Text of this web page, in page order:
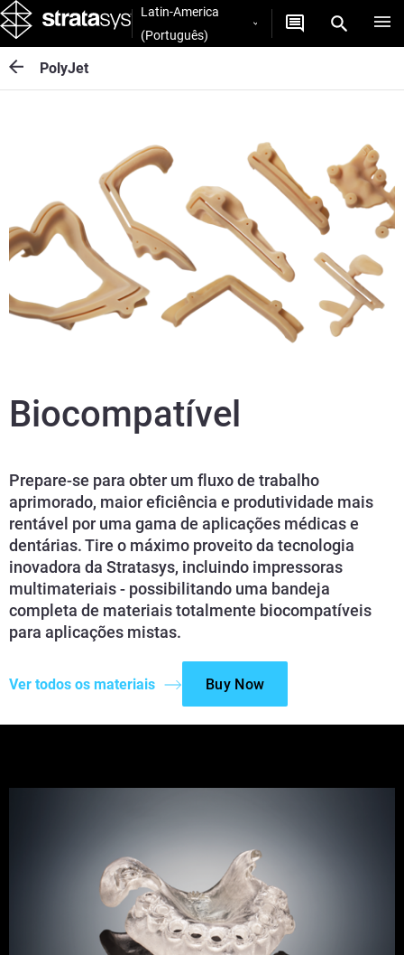
Latin-America
(Português)
PolyJet
Biocompatível
Prepare-se para obter um fluxo de trabalho
aprimorado, maior eficiência e produtividade mais
rentável por uma gama de aplicações médicas e
dentárias. Tire o máximo proveito da tecnologia
inovadora da Stratasys, incluindo impressoras
multimateriais - possibilitando uma bandeja
completa de materiais totalmente biocompatíveis
para aplicações mistas.
Ver todos os materiais Buy Now